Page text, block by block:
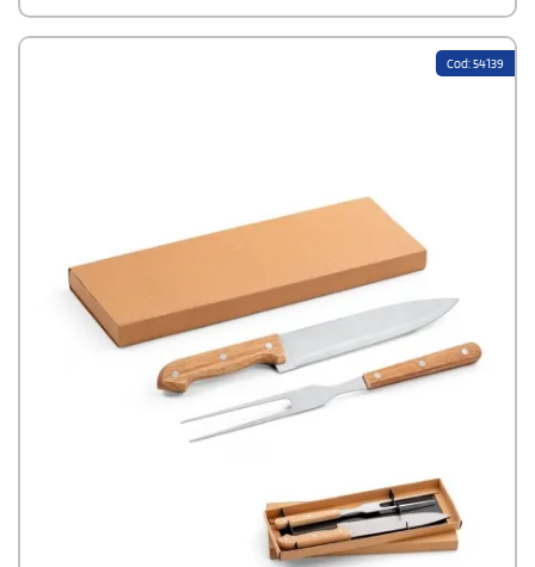
Cod: 54139